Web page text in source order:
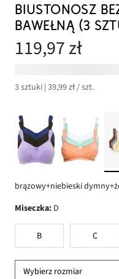
BIUSTONOSZ
BAWEŁNĄ (3
119,97 zł
3 sztuki | 39,99 zł / szt.
brązowy+niebieski
Miseczka: D
B C
Wybierz rozmiar